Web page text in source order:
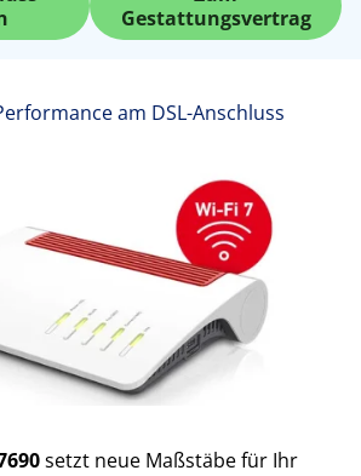
Gestattungsvertrag
am DSL-Anschluss
setzt neue Maßstäbe für Ihr